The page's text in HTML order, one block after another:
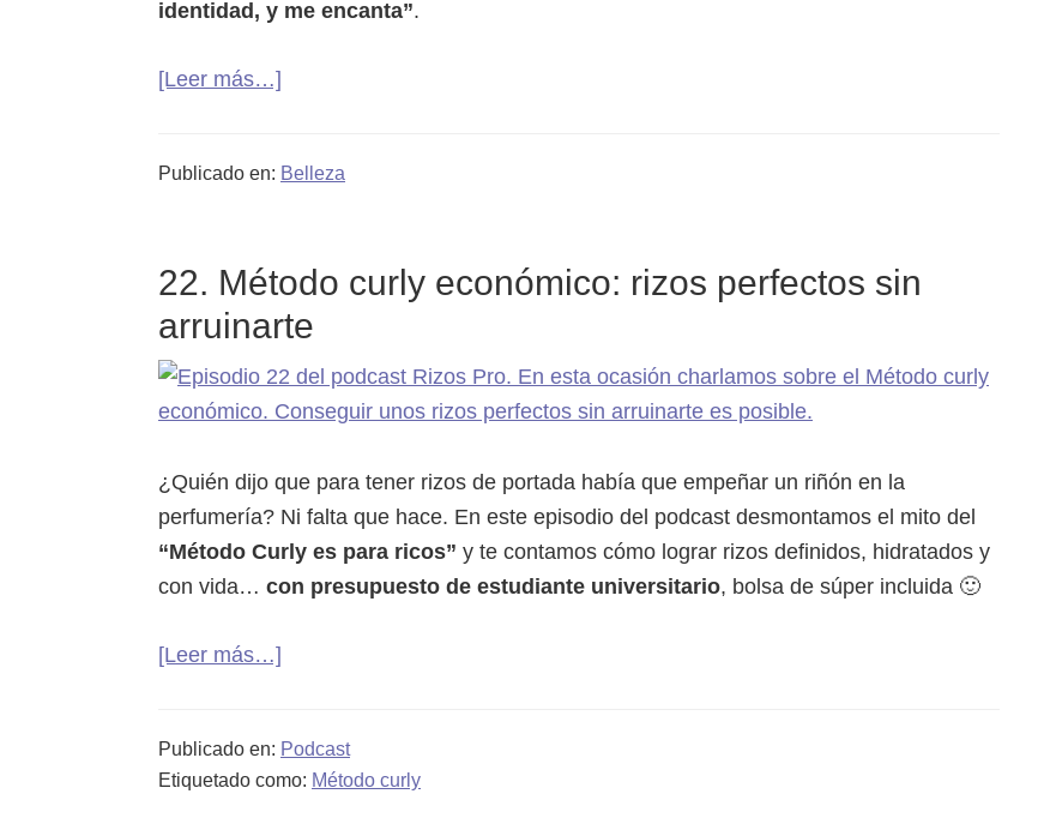
identidad, y me encanta”.
[Leer más…]
con
look
natural
está
rompiendo
todo.
Se
acabó
la
encrespamiento
Publicado en: Belleza
22. Método curly económico: rizos perfectos sin
arruinarte
¿Quién dijo que para tener rizos de portada había que empeñar un riñón en la
perfumería? Ni falta que hace. En este episodio del podcast desmontamos el mito del
“Método Curly es para ricos” y te contamos cómo lograr rizos definidos, hidratados y
con vida… con presupuesto de estudiante universitario, bolsa de súper incluida 🙂
[Leer más…]
Método
curly
Publicado en: Podcast
Etiquetado como: Método curly